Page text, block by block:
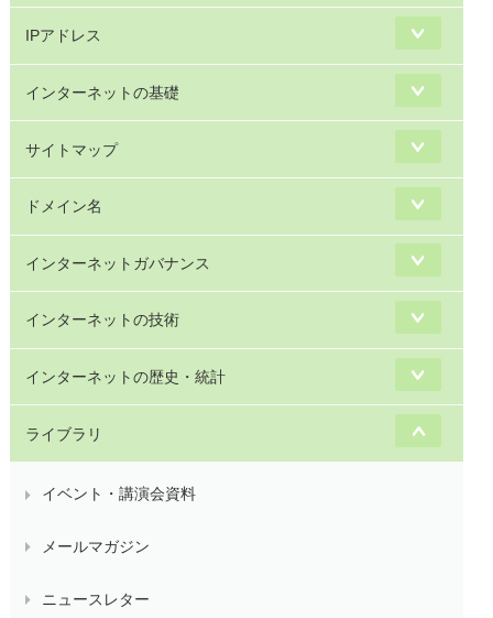
IPアドレス
インターネットの基礎
サイトマップ
ドメイン名
インターネットガバナンス
インターネットの技術
インターネットの歴史・統計
ライブラリ
イベント・講演会資料
メールマガジン
ニュースレター